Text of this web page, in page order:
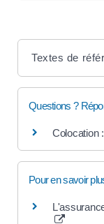
Textes de
Questions ?
Colocation
Pour en savoir